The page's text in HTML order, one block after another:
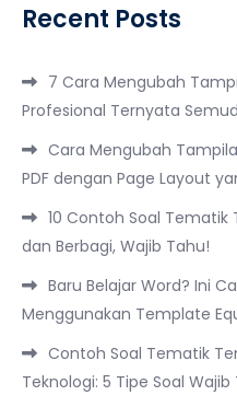
Recent Posts
7 Cara Mengubah
Profesional Ternyata
Cara Mengubah
PDF dengan Page Layout
10 Contoh Soal Tematik
dan Berbagi, Wajib Tahu!
Baru Belajar Word? Ini
Menggunakan Template
Contoh Soal Tematik
Teknologi: 5 Tipe Soal